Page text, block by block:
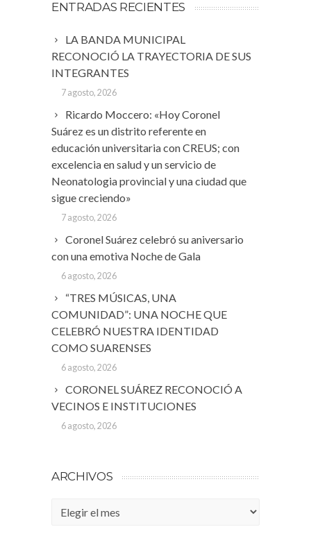
ENTRADAS RECIENTES
LA BANDA MUNICIPAL
RECONOCIÓ LA TRAYECTORIA DE SUS
INTEGRANTES
7 agosto, 2026
Ricardo Moccero: «Hoy Coronel
Suárez es un distrito referente en
educación universitaria con CREUS; con
excelencia en salud y un servicio de
Neonatologia provincial y una ciudad que
sigue creciendo»
7 agosto, 2026
Coronel Suárez celebró su aniversario
con una emotiva Noche de Gala
6 agosto, 2026
“TRES MÚSICAS, UNA
COMUNIDAD”: UNA NOCHE QUE
CELEBRÓ NUESTRA IDENTIDAD
COMO SUARENSES
6 agosto, 2026
CORONEL SUÁREZ RECONOCIÓ A
VECINOS E INSTITUCIONES
6 agosto, 2026
ARCHIVOS
Archivos